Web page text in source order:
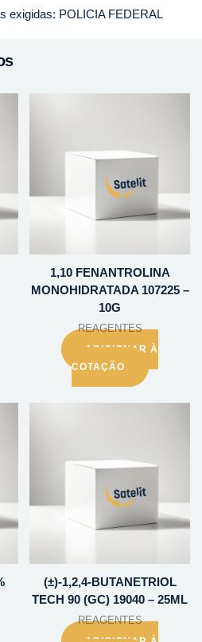
exigidas: POLICIA FEDERAL
1,10 FENANTROLINA
MONOHIDRATADA 107225 –
10G
REAGENTES
ADICIONAR À
COTAÇÃO
(±)-1,2,4-BUTANETRIOL
TECH 90 (GC) 19040 – 25ML
REAGENTES